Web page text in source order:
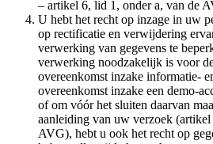
– artikel 6, lid 1, onder a, van de
U hebt het recht op inzage in uw
op rectificatie en verwijdering
verwerking van gegevens te
verwerking noodzakelijk is voor
overeenkomst inzake informatie-
overeenkomst inzake een demo-
of om vóór het sluiten daarvan
aanleiding van uw verzoek
AVG), hebt u ook het recht op